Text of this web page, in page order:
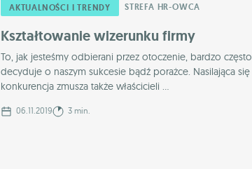
AKTUALNOŚCI I TRENDY STREFA HR-OWCA
Kształtowanie wizerunku firmy
To, jak jesteśmy odbierani przez otoczenie, bardzo często
decyduje o naszym sukcesie bądź porażce. Nasilająca się
konkurencja zmusza także właścicieli ...
06.11.2019 3 min.